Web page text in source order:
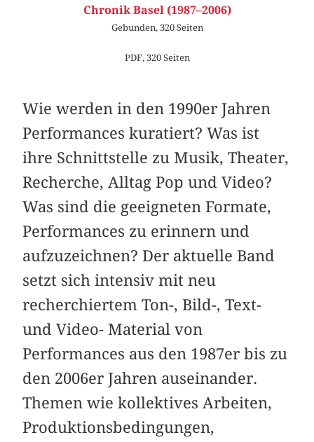
Chronik Basel (1987–2006)
Gebunden, 320 Seiten
PDF, 320 Seiten
Wie werden in den 1990er Jahren
Performances kuratiert? Was ist
ihre Schnittstelle zu Musik, Theater,
Recherche, Alltag Pop und Video?
Was sind die geeigneten Formate,
Performances zu erinnern und
aufzuzeichnen? Der aktuelle Band
setzt sich intensiv mit neu
recherchiertem Ton-, Bild-, Text-
und Video- Material von
Performances aus den 1987er bis zu
den 2006er Jahren auseinander.
Themen wie kollektives Arbeiten,
Produktionsbedingungen,